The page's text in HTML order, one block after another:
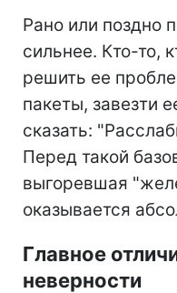
Рано или поздно
сильнее. Кто-то,
решить ее
пакеты, завезти
сказать:
Перед такой
выгоревшая
оказывается
Главное
неверности